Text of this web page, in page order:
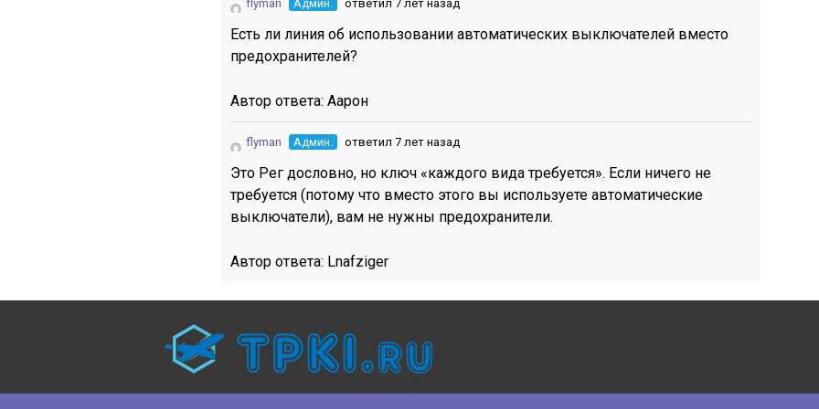
flyman Админ. ответил 7 лет назад
Есть ли линия об использовании автоматических выключателей вместо
предохранителей?
Автор ответа: Аарон
flyman Админ. ответил 7 лет назад
Это Рег дословно, но ключ «каждого вида требуется». Если ничего не
требуется (потому что вместо этого вы используете автоматические
выключатели), вам не нужны предохранители.
Автор ответа: Lnafziger